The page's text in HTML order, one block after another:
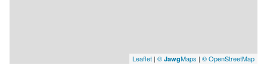
Leaflet | © JawgMaps | © OpenStreetMap